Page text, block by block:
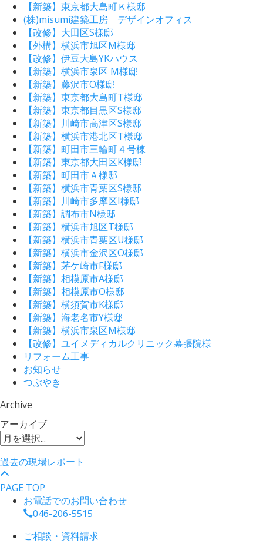
【新築】東京都大島町Ｋ様邸
(株)misumi建築工房 デザインオフィス
【改修】大田区S様邸
【外構】横浜市旭区M様邸
【改修】伊豆大島YKハウス
【新築】横浜市泉区 M様邸
【新築】藤沢市O様邸
【新築】東京都大島町T様邸
【新築】東京都目黒区S様邸
【新築】川崎市高津区S様邸
【新築】横浜市港北区T様邸
【新築】町田市三輪町４号棟
【新築】東京都大田区K様邸
【新築】町田市Ａ様邸
【新築】横浜市青葉区S様邸
【新築】川崎市多摩区I様邸
【新築】調布市N様邸
【新築】横浜市旭区T様邸
【新築】横浜市青葉区U様邸
【新築】横浜市金沢区O様邸
【新築】茅ケ崎市F様邸
【新築】相模原市A様邸
【新築】相模原市O様邸
【新築】横須賀市K様邸
【新築】海老名市Y様邸
【新築】横浜市泉区M様邸
【改修】ユイメディカルクリニック幕張院様
リフォーム工事
お知らせ
つぶやき
Archive
アーカイブ
過去の現場レポート
PAGE TOP
お電話でのお問い合わせ
046-206-5515
ご相談・資料請求